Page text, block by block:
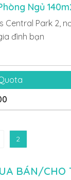
Ngủ
Central Park 2,
đình bạn
2
BÁN/CHO